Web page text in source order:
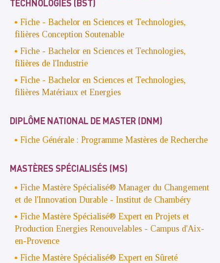
TECHNOLOGIES (BST)
Fiche - Bachelor en Sciences et Technologies,
filières Conception Soutenable
Fiche - Bachelor en Sciences et Technologies,
filières de l'Industrie
Fiche - Bachelor en Sciences et Technologies,
filières Matériaux et Energies
DIPLÔME NATIONAL DE MASTER (DNM)
Fiche Générale : Programme Mastères de Recherche
MASTÈRES SPÉCIALISÉS (MS)
Fiche Mastère Spécialisé® Manager du Changement
et de l'Innovation Durable - Institut de Chambéry
Fiche Mastère Spécialisé® Expert en Projets et
Production Energies Renouvelables - Campus d'Aix-
en-Provence
Fiche Mastère Spécialisé® Expert en Sûreté